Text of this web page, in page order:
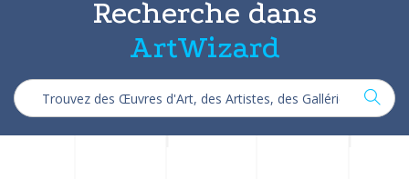
Recherche dans
ArtWizard